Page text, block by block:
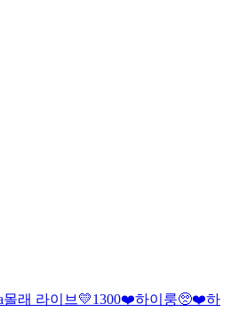
몰래 라이브 💛1300❤️하이룽🥺❤️하